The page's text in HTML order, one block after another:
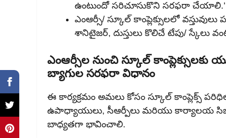
ఉంటుందో సరిచూసుకొని సరఫరా చేయాలి.’
ఎంఆర్సీ/ స్కూల్ కాంప్లెక్సులలో వస్తువులు
శానిటైజర్, దుస్తులు కొలిచే టేపు/
ఎంఆర్సీల నుంచి స్కూల్ కాంప్లెక్సులకు
బ్యాగుల సరఫరా విధానం
ఈ కార్యక్రమం అమలు కోసం స్కూల్ కాంప్లెక్స్
ఉపాధ్యాయులు, సీఆర్పీలు మరియు కార్యాలయ
బాధ్యతగా భావించాలి.